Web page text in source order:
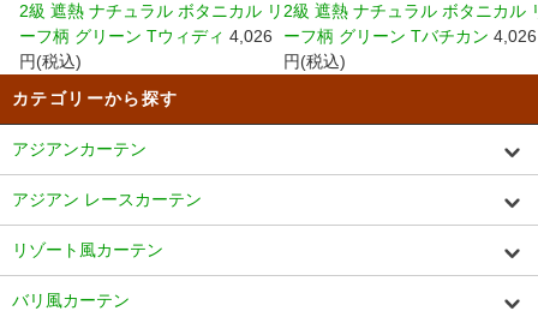
2級 遮熱 ナチュラル ボタニカル リ
ーフ柄 グリーン Tウィディ 4,026
円(税込)
2級 遮熱 ナチュラル ボタニカル
ーフ柄 グリーン Tバチカン 4,026
円(税込)
カテゴリーから探す
アジアンカーテン
アジアン レースカーテン
リゾート風カーテン
バリ風カーテン